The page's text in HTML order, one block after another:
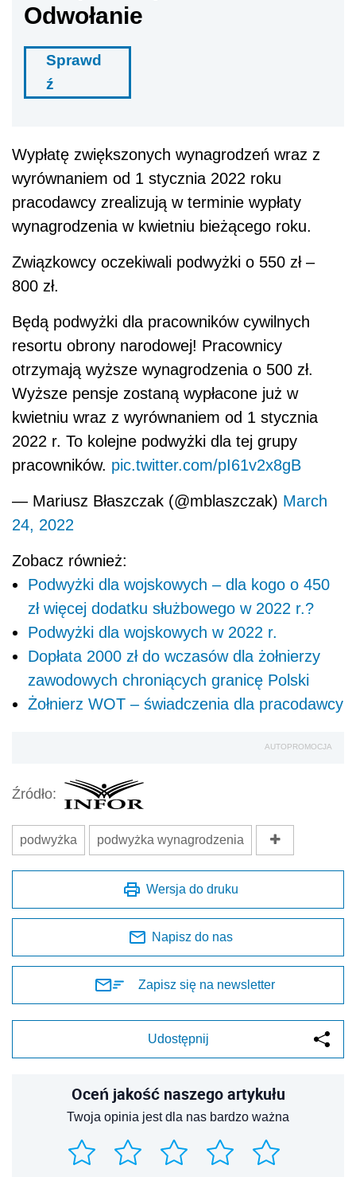
Odwołanie
Sprawd
ź
Wypłatę zwiększonych wynagrodzeń wraz z
wyrównaniem od 1 stycznia 2022 roku
pracodawcy zrealizują w terminie wypłaty
wynagrodzenia w kwietniu bieżącego roku.
Związkowcy oczekiwali podwyżki o 550 zł –
800 zł.
Będą podwyżki dla pracowników cywilnych
resortu obrony narodowej! Pracownicy
otrzymają wyższe wynagrodzenia o 500 zł.
Wyższe pensje zostaną wypłacone już w
kwietniu wraz z wyrównaniem od 1 stycznia
2022 r. To kolejne podwyżki dla tej grupy
pracowników. pic.twitter.com/pI61v2x8gB
— Mariusz Błaszczak (@mblaszczak) March
24, 2022
Zobacz również:
Podwyżki dla wojskowych – dla kogo o 450
zł więcej dodatku służbowego w 2022 r.?
Podwyżki dla wojskowych w 2022 r.
Dopłata 2000 zł do wczasów dla żołnierzy
zawodowych chroniących granicę Polski
Żołnierz WOT – świadczenia dla pracodawcy
AUTOPROMOCJA
Źródło:
podwyżka podwyżka wynagrodzenia
Wersja do druku
Napisz do nas
Zapisz się na newsletter
Udostępnij
Oceń jakość naszego artykułu
Twoja opinia jest dla nas bardzo ważna